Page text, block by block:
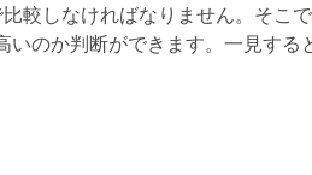
較しなければなりません。そこ
のか判断ができます。一見す